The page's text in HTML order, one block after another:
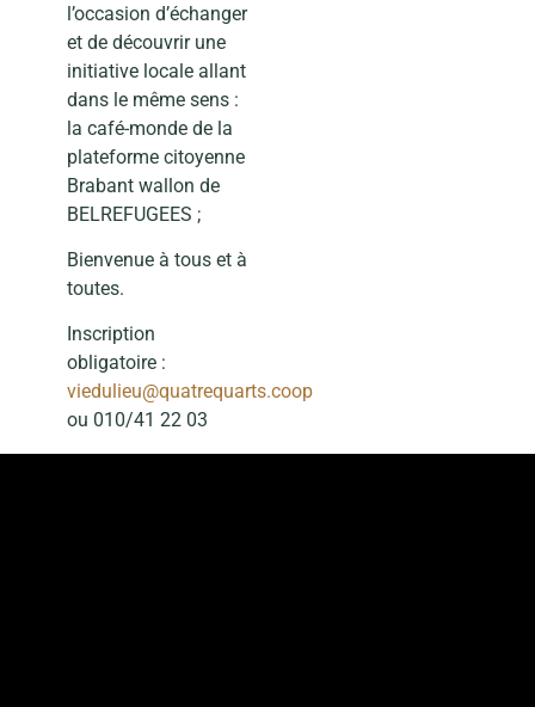
l’occasion d’échanger
et de découvrir une
initiative locale allant
dans le même sens :
la café-monde de la
plateforme citoyenne
Brabant wallon de
BELREFUGEES ;
Bienvenue à tous et à
toutes.
Inscription
obligatoire :
viedulieu@quatrequarts.coop
ou 010/41 22 03